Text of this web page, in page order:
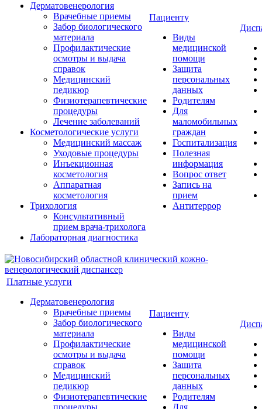
Дерматовенерология
Врачебные приемы
Забор биологического
материала
Профилактические
осмотры и выдача
справок
Медицинский
педикюр
Физиотерапевтические
процедуры
Лечение заболеваний
Косметологические услуги
Медицинский массаж
Уходовые процедуры
Инъекционная
косметология
Аппаратная
косметология
Трихология
Консультативный
прием врача-трихолога
Лабораторная диагностика
Пациенту
Виды
медицинской
помощи
Защита
персональных
данных
Родителям
Для
маломобильных
граждан
Госпитализация
Полезная
информация
Вопрос ответ
Запись на
прием
Антитеррор
Платные услуги
Дерматовенерология
Врачебные приемы
Забор биологического
материала
Профилактические
осмотры и выдача
справок
Медицинский
педикюр
Физиотерапевтические
процедуры
Пациенту
Виды
медицинской
помощи
Защита
персональных
данных
Родителям
Для